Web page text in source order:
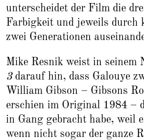
unterscheidet der Film die
Farbigkeit und jeweils durch
zwei Generationen
Mike Resnik weist in seinem
3darauf hin, dass Galouye
William Gibson – Gibsons
erschien im Original 1984 –
in Gang gebracht habe, weil
wenn nicht sogar der ganze